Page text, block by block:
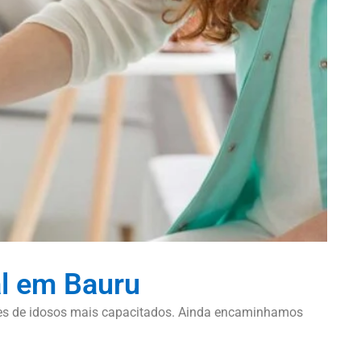
em Bauru
de idosos mais capacitados. Ainda encaminhamos